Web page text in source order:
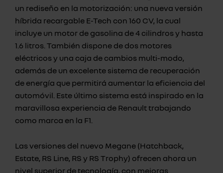
un rediseño en la motorización: una nueva versión
híbrida recargable E-Tech con 160 CV, la cual
incluye un motor de gasolina de 4 cilindros y hasta
1.6 litros. También dispone de dos motores
eléctricos y una caja de cambios multi-modo,
además de un excelente sistema de recuperación
de energía que permitirá aumentar la eficiencia del
automóvil. Este último sistema está inspirado en la
maravillosa experiencia de Renault trabajando
como marca en la F1.
Las versiones del nuevo Megane (Hatchback,
Estate, RS Line, RS y RS Trophy) ofrecen ahora un
nivel superior de tecnología, con mejoras